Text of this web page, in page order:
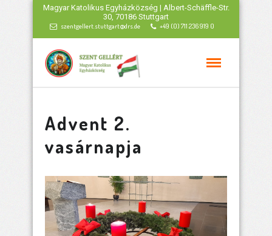
Magyar Katolikus Egyházközség | Albert-Schäffle-Str.
30, 70186 Stuttgart
szentgellert.stuttgart@drs.de +49 (0) 711 236 919 0
Advent 2.
vasárnapja